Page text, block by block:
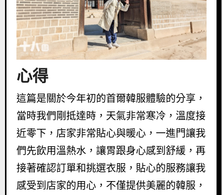
心得
這篇是關於今年初的首爾韓服體驗的分享，
當時我們剛抵達時，天氣非常寒冷，溫度接
近零下，店家非常貼心與暖心，一進門讓我
們先飲用溫熱水，讓胃跟身心感到舒緩，再
接著確認訂單和挑選衣服，貼心的服務讓我
感受到店家的用心，不僅提供美麗的韓服，